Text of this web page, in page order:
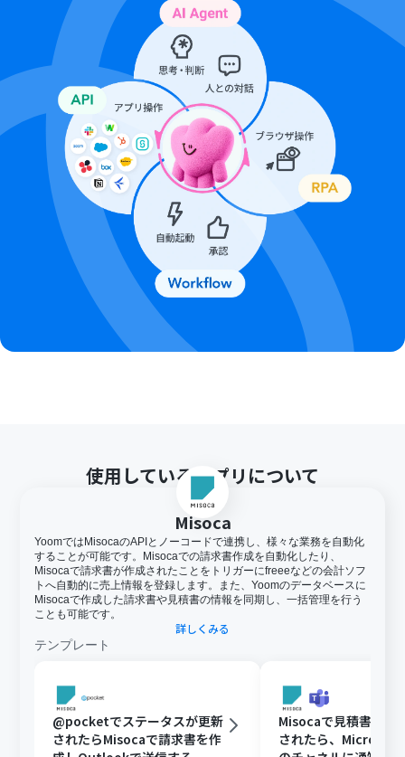
使用しているアプリについて
Misoca
YoomではMisocaのAPIとノーコードで連携し、様々な業務を自動化
することが可能です。Misocaでの請求書作成を自動化したり、
Misocaで請求書が作成されたことをトリガーにfreeeなどの会計ソフ
トへ自動的に売上情報を登録します。また、Yoomのデータベースに
Misocaで作成した請求書や見積書の情報を同期し、一括管理を行う
ことも可能です。
詳しくみる
テンプレート
@pocketでステータスが更新
されたらMisocaで請求書を作
Misocaで見積書が新
されたら、